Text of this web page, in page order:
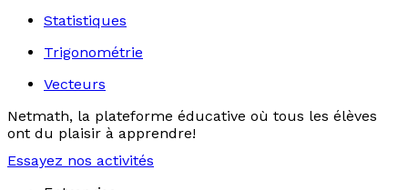
Statistiques
Trigonométrie
Vecteurs
Netmath, la plateforme éducative où tous les élèves
ont du plaisir à apprendre!
Essayez nos activités